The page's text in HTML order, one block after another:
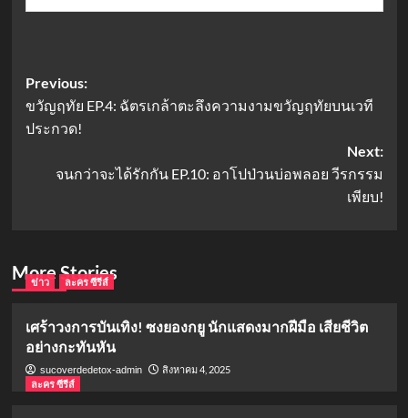
Post
navigation
Previous:
ขวัญฤทัย EP.4: ฉัตรเกล้าตะลึงความงามขวัญฤทัยบนเวที
ประกวด!
Next:
จนกว่าจะได้รักกัน EP.10: อาโปป่วนบ่อพลอย วีรกรรม
เพียบ!
More Stories
ข่าว ละคร ซีรีส์
เศร้าวงการบันเทิง! ซงยองกยู นักแสดงมากฝีมือ เสียชีวิต
อย่างกะทันหัน
sucoverdedetox-admin
สิงหาคม 4, 2025
ละคร ซีรีส์